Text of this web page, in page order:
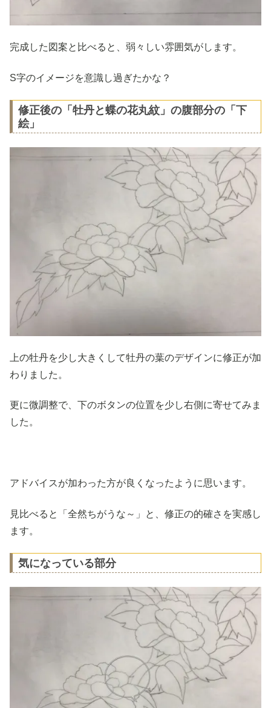
完成した図案と比べると、弱々しい雰囲気がします。
S字のイメージを意識し過ぎたかな？
修正後の「牡丹と蝶の花丸紋」の腹部分の「下
絵」
上の牡丹を少し大きくして牡丹の葉のデザインに修正が加
わりました。
更に微調整で、下のボタンの位置を少し右側に寄せてみま
した。
アドバイスが加わった方が良くなったように思います。
見比べると「全然ちがうな～」と、修正の的確さを実感し
ます。
気になっている部分